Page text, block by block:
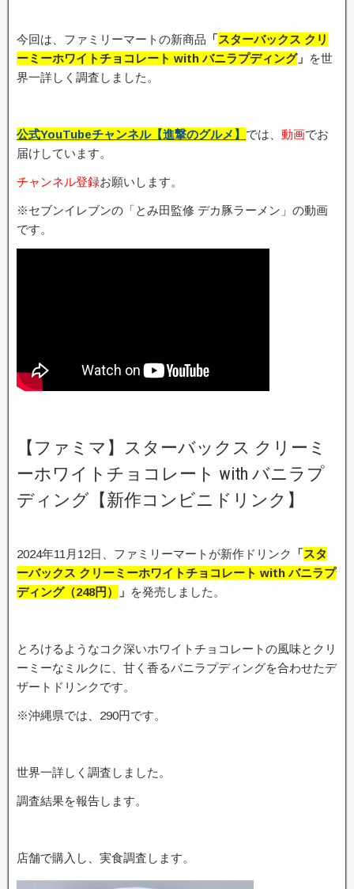
今回は、ファミリーマートの新商品 「スターバックス クリ
ーミーホワイトチョコレート with バニラプディング」 を世
界一詳しく調査しました。
公式YouTubeチャンネル【進撃のグルメ】 では、 動画でお
届けしています。
チャンネル登録お願いします。
※セブンイレブンの「とみ田監修 デカ豚ラーメン」の動画
です。
【ファミマ】スターバックス クリーミ
ーホワイトチョコレート with バニラプ
ディング【新作コンビニドリンク】
2024年11月12日、ファミリーマートが新作ドリンク 「スタ
ーバックス クリーミーホワイトチョコレート with バニラプ
ディング（248円）
」 を発売しました。
とろけるようなコク深いホワイトチョコレートの風味とクリ
ーミーなミルクに、甘く香るバニラプディングを合わせたデ
ザートドリンクです。
※沖縄県では、290円です。
世界一詳しく調査しました。
調査結果を報告します。
店舗で購入し、実食調査します。